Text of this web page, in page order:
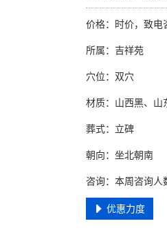
价格：时价，致电
所属：吉祥苑
穴位：双穴
材质：山西黑、山
葬式：立碑
朝向：坐北朝南
咨询：本周咨询人
优惠力度